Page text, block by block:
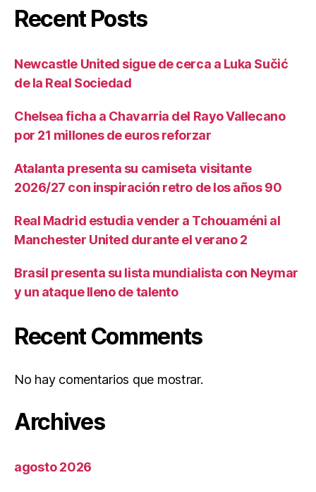
Recent Posts
Newcastle United sigue de cerca a Luka Sučić
de la Real Sociedad
Chelsea ficha a Chavarria del Rayo Vallecano
por 21 millones de euros reforzar
Atalanta presenta su camiseta visitante
2026/27 con inspiración retro de los años 90
Real Madrid estudia vender a Tchouaméni al
Manchester United durante el verano 2
Brasil presenta su lista mundialista con Neymar
y un ataque lleno de talento
Recent Comments
No hay comentarios que mostrar.
Archives
agosto 2026